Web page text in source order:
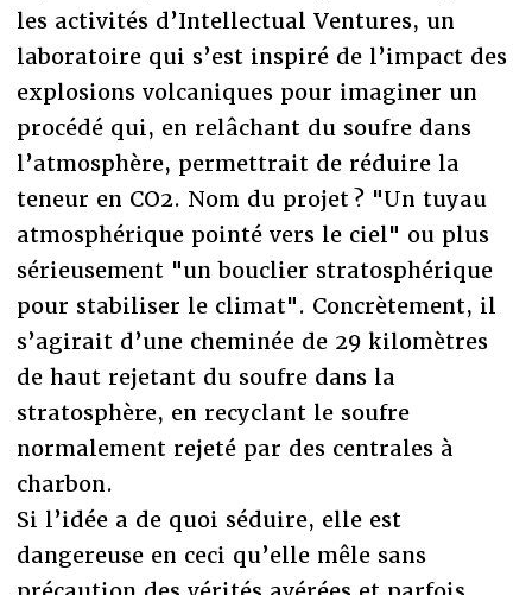
les activités d’Intellectual Ventures, un
laboratoire qui s’est inspiré de l’impact des
explosions volcaniques pour imaginer un
procédé qui, en relâchant du soufre dans
l’atmosphère, permettrait de réduire la
teneur en CO2. Nom du projet ? "Un tuyau
atmosphérique pointé vers le ciel" ou plus
sérieusement "un bouclier stratosphérique
pour stabiliser le climat". Concrètement, il
s’agirait d’une cheminée de 29 kilomètres
de haut rejetant du soufre dans la
stratosphère, en recyclant le soufre
normalement rejeté par des centrales à
charbon.
Si l’idée a de quoi séduire, elle est
dangereuse en ceci qu’elle mêle sans